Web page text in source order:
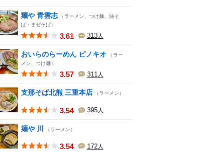
麺や 青雲志 （ラーメン、つけ麺、油そ
ば・まぜそば）
3.61 313人
おいらのらーめん ピノキオ
（ラー
メン、つけ麺）
3.57 311 人
支那そば北熊 三重本店 （ラーメン）
3.54 395人
麺や 川 （ラーメン）
3.54 172人